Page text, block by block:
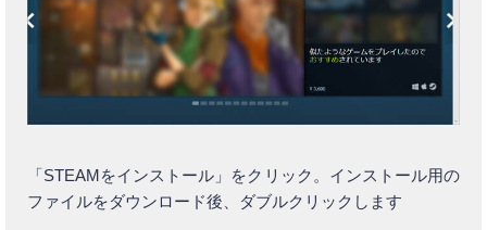
「STEAMをインストール」をクリック。インストール用の
ファイルをダウンロード後、ダブルクリックします